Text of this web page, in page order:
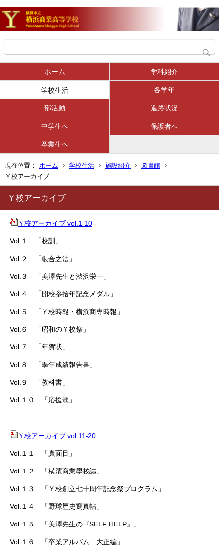
ホーム 学科紹介
学校生活 各学年
部活動 進路状況
中学生へ 保護者へ
卒業生へ
現在位置： ホーム 学校生活 施設紹介
図書館
Ｙ校アーカイブ
Ｙ校アーカイブ
Ｙ校アーカイブ vol.1-10
Vol.１ 「校訓」
Vol.２ 「帳合之法」
Vol.３ 「美澤先生と渋沢栄一」
Vol.４ 「開校参拾年記念メダル」
Vol.５ 「Ｙ校時報・横浜商専時報」
Vol.６ 「昭和のＹ校祭」
Vol.７ 「年賀状」
Vol.８ 「學年成績報告書」
Vol.９ 「教科書」
Vol.１０ 「応援歌」
Ｙ校アーカイブ vol.11-20
Vol.１１ 「真面目」
Vol.１２ 「横濱商業學校誌」
Vol.１３ 「Ｙ校創立七十周年記念祭プログラム」
Vol.１４ 「野球歴史寫真帖」
Vol.１５ 「美澤先生の『SELF-HELP』」
Vol.１６ 「卒業アルバム 大正編」